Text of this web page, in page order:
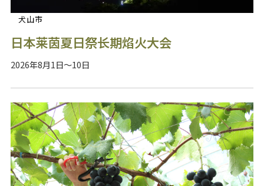
犬山市
日本莱茵夏日祭长期焰火大会
2026年8月1日～10日